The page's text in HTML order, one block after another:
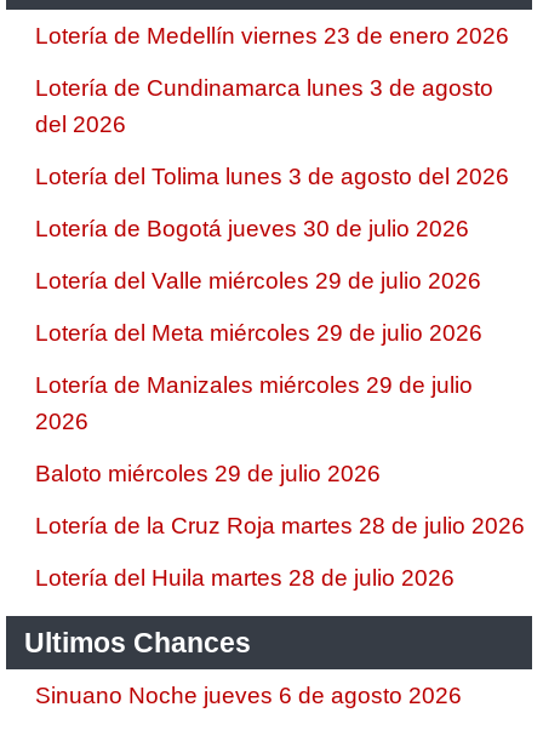
Lotería de Medellín viernes 23 de enero 2026
Lotería de Cundinamarca lunes 3 de agosto
del 2026
Lotería del Tolima lunes 3 de agosto del 2026
Lotería de Bogotá jueves 30 de julio 2026
Lotería del Valle miércoles 29 de julio 2026
Lotería del Meta miércoles 29 de julio 2026
Lotería de Manizales miércoles 29 de julio
2026
Baloto miércoles 29 de julio 2026
Lotería de la Cruz Roja martes 28 de julio 2026
Lotería del Huila martes 28 de julio 2026
Ultimos Chances
Sinuano Noche jueves 6 de agosto 2026